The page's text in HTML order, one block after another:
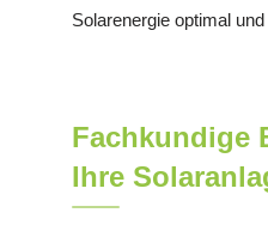
Solarenergie optimal
Fachkundige
Ihre